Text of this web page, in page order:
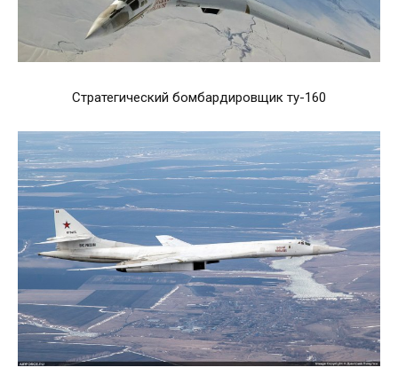
Стратегический бомбардировщик ту-160